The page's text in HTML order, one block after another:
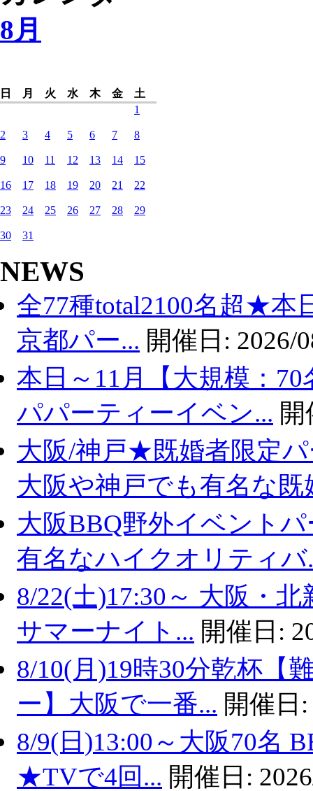
8月
日 月 火 水 木 金
土
1
2 3 4 5 6 7 8
9 10 11 12 13 14 15
16 17 18 19 20 21 22
23 24 25 26 27 28 29
30 31
NEWS
全77種total2100名超★本
京都パー... 開催日: 2026/
本日～11月【大規模：
パパーティーイベン...
大阪/神戸★既婚者限定
大阪や神戸でも有名な既
大阪BBQ野外イベント
有名なハイクオリティバ
8/22(土)17:30～ 大阪・
サマーナイト... 開催日:
8/10(月)19時30分乾杯【
ー】大阪で一番... 開催日
8/9(日)13:00～大阪70名
★TVで4回... 開催日: